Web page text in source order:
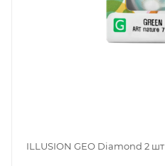
ILLUSION GEO Diamond 2 шт